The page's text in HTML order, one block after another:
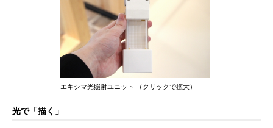
エキシマ光照射ユニット （クリックで拡大）
光で「描く」